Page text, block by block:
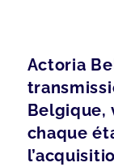
Actoria
Belgique,
chaque